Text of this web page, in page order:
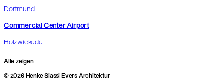
Dortmund
Commercial Center Airport
Holzwickede
Alle zeigen
© 2026 Henke Siassi Evers Architektur